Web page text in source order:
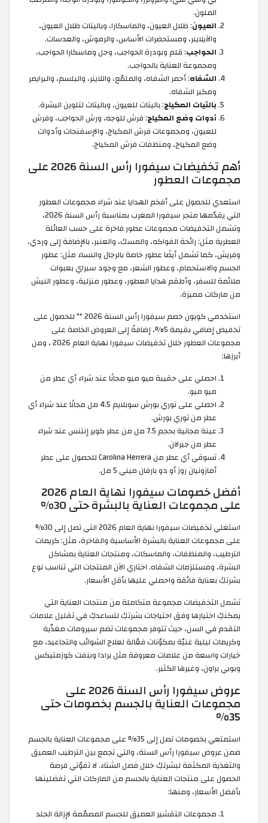
الملون.
العيون: ظلال العيون، والماسكارا، وباليتات ظلال العيون،
والآيلاينر، ومستحضرات الأساس، والرموش، والعدسات.
الحواجب: قلم وبودرة الحواجب، وجل وماسكارا الحواجب،
ومجموعة العناية بالحواجب.
الشفاه: أحمر الشفاه، والملمّع، واللاينر، والبلسم، والبرايمر
ومكبر الشفاه.
بالتيات المكياج: باليتات للعيون، وباليتات لتلوين البشرة.
أدوات وضع المكياج: فرش للوجه، ورش الحواجب، وفرش
للعيون، ومجموعات فرش المكياج، والإسفنجات وأدوات
وضع المكياج، ومنظفات فرش المكياج.
أهم تخفيضات سيفورا رأس السنة 2026 على
مجموعات العطور
استعدي للحصول على أفخم الهدايا عند شراء مجموعات العطور
التي يقدّمها متجر سيفورا المغرب بمناسبة رأس السنة 2026،
وتشمل التخفيضات مجموعات عطور فاخرة على حسب العائلة
العطرية مثل: رائحة الفواكه، والمسك، والعنبر، بالإضافة إلى وردي،
وفريش، كما تشمل أيضًا عطور خاصة بالرجال والنساء مثل: عطور
الجسم والاستحمام، وعطور الشعر، مع وجود سبراي بعبوات
ملائمة للسفر، وأطقم هدايا العطور، وعطور منزلية، وعطور النيش
من ماركات مميزة.
استخدمي كوبون خصم سيفورا رأس السنة 2026 "
" للحصول على
تخفيض إضافي بقيمة 5%، إضافةً إلى العروض الخاصة على
مجموعات العطور خلال تخفيضات سيفورا نهاية العام 2026 ، ومن
أبرزها:
احصلي على حقيبة ميو ميو مجانًا عند شراء أي عطر من
ميو ميو.
احصلي على توري بورش سوبلايم 4.5 مل مجانًا عند شراء أي
عطر من توري بورش.
عينة مجانية بحجم 7.5 مل من عطر كوير إنتنس عند شراء
عطر من جيرلان.
تسوقي أي عطر من Carolina Herrera للحصول على عطر
أمازونيان روز أو دو بارفان ميني 5 مل.
أفضل خصومات سيفورا نهاية العام 2026
على مجموعات العناية بالبشرة حتى 30%
استغلي تخفيضات سيفورا نهاية العام 2026 التي تصل إلى 30%
على مجموعات العناية بالبشرة الأساسية والفاخرة، مثل: كريمات
الترطيب، والمنظفات، والماسكات، ومنتجات العناية بمشاكل
البشرة، ومستلزمات الشفاه. اختاري الآن المنتجات التي تناسب نوع
بشرتكِ بعناية فائقة واحصلي عليها بأقل الأسعار.
تشمل التخفيضات مجموعة متكاملة من منتجات العناية التي
يمكنكِ اختيارها وفق احتياجات بشرتكِ لتساعدكِ في تقليل علامات
التقدم في السن، حيث تتوفر مجموعات تضم سيرومات مغذّية
وكريمات ليلية غنيّة بمكوّنات فعّالة لعلاج الشوائب والتجاعيد، مع
خيارات واسعة من علامات معروفة مثل برادا وبنفت كوزمتيكس
وبوبي براون، وغيرها الكثير.
عروض سيفورا رأس السنة 2026 على
مجموعات العناية بالجسم بخصومات حتى
35%
استمتعي بخصومات تصل إلى 35% على مجموعات العناية بالجسم
ضمن عروض سيفورا رأس السنة، والتي تجمع بين الترطيب العميق
والتغذية المكثفة لبشرتكِ خلال فصل الشتاء. لا تفوّتي فرصة
الحصول على منتجات العناية بالجسم من الماركات التي تفضلينها
بأفضل الأسعار، ومنها:
مجموعات التقشير العميق للجسم المصمّمة لإزالة الجلد